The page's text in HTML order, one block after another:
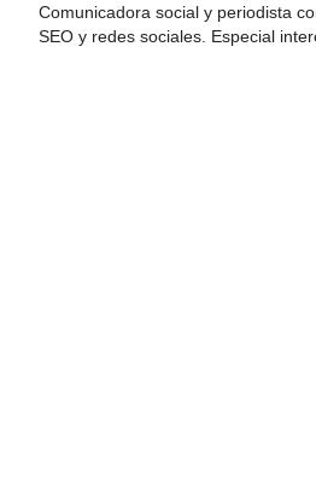
Comunicadora social y periodista
SEO y redes sociales. Especial